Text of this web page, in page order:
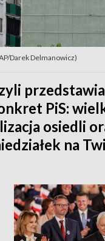
Darek Delmanowicz)
PiS:
osiedli
na